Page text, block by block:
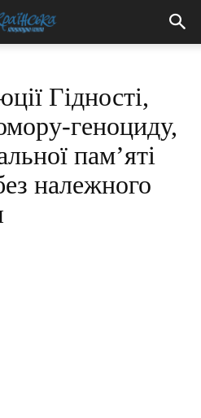
Гідності,
геноциду,
пам’яті
належного